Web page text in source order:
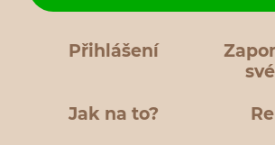
Přihlášení
Jak na to?